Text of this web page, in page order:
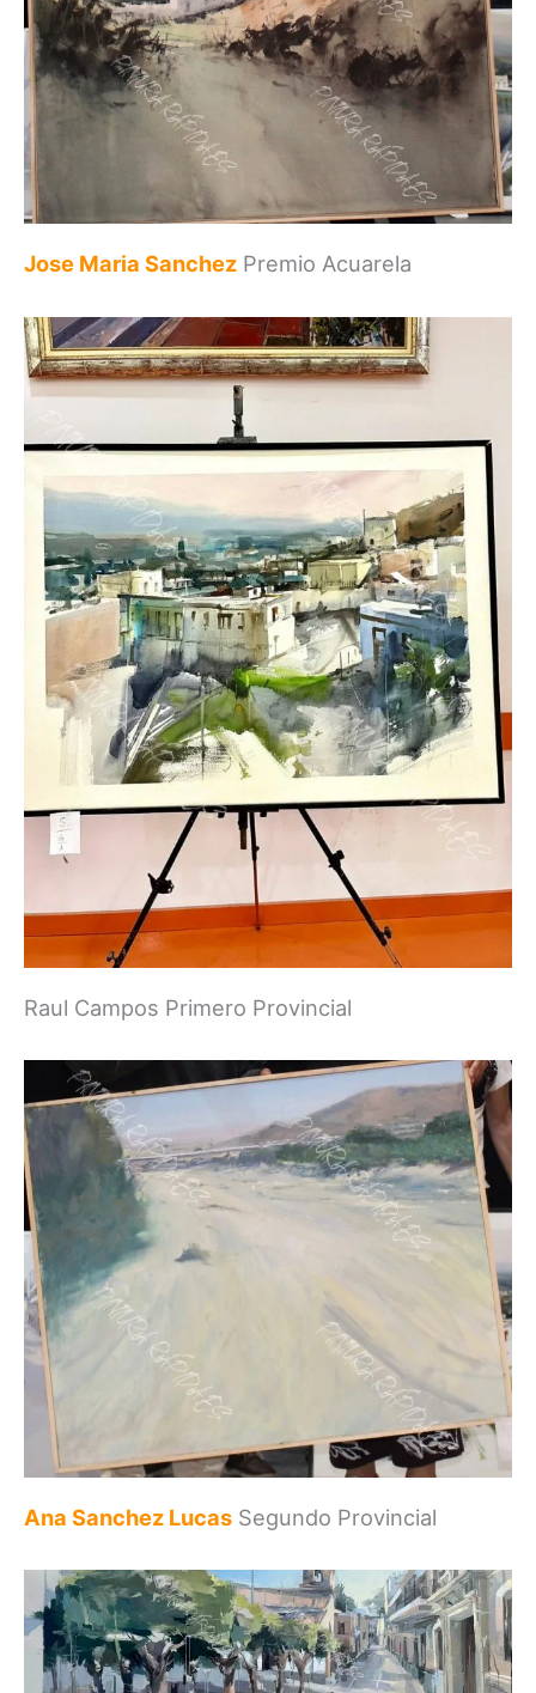
Jose Maria Sanchez Premio Acuarela
Raul Campos Primero Provincial
Ana Sanchez Lucas Segundo Provincial